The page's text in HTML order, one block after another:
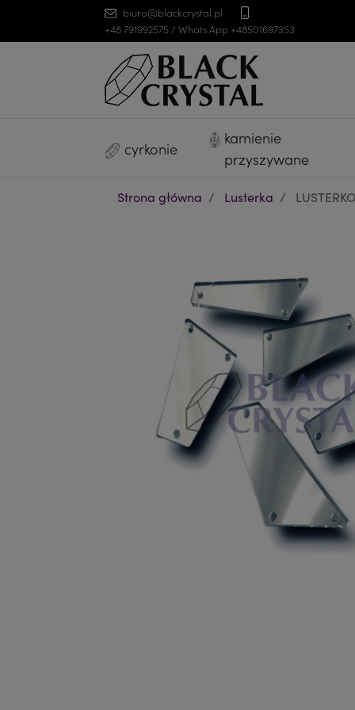
biuro@blackcrystal.pl
+48 791992575 / Whats App +48501697353
cyrkonie
kamienie
przyszywane
Strona główna Lusterka